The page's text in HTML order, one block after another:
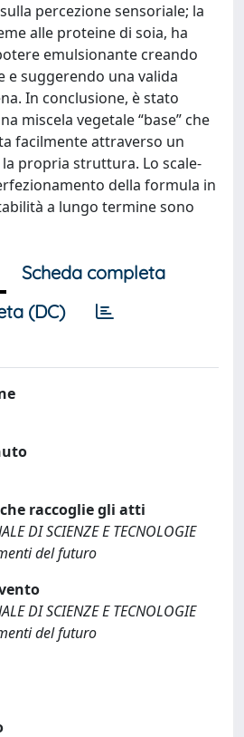
percezione sensoriale; la
alle proteine di soia, ha
emulsionante creando
suggerendo una valida
In conclusione, è stato
miscela vegetale “base” che
facilmente attraverso un
propria struttura. Lo scale-
della formula in
a lungo termine sono
Scheda completa
(DC)
raccoglie gli atti
DI SCIENZE E TECNOLOGIE
del futuro
DI SCIENZE E TECNOLOGIE
del futuro